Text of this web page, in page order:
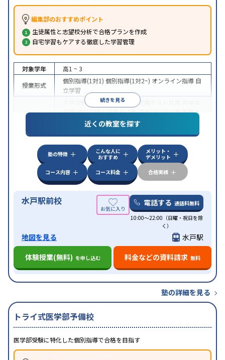
編集部のおすすめポイント
生徒属性と志望校分析で合格プランを作成
自宅学習もケアする徹底した学習管理
続きを見る
対象学年
高1 ~ 3
授業形式
個別指導(1対1) 個別指導(1対2~) オンライン指導 自
立学習
大学受験 医学部受験 授業・定期テスト対策
対策学習習慣の定着総合型選抜(旧AO)対策推薦入
学校別特化対策 国公立大対策
特徴
授業の振替可能オンライン対応1科目から受講可能
季節講習のみの受講可
近くの教室を探す
塾の特徴
こんな人に
おすすめ
メリット・
デメリット
コース内容
コース料金 合格実績
水戸駅前校 電話する 通話料無料
10:00～22:00（日曜・祝日を除
く）
地図を見る
水戸駅
体験授業(無料) を申し込む 料金などの資料請求 無料
塾の詳細を見る
トライ式医学部予備校
医学部受験に特化した個別指導で合格を目指す